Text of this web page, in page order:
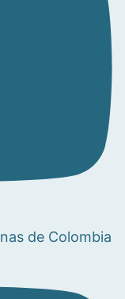
de Colombia